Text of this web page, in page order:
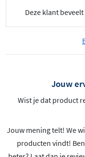
Deze klant
Jouw
Wist je dat product
Jouw mening telt! We
producten vindt!